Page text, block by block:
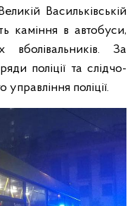
Васильківській
каміння в автобуси,
За
поліції та слідчо-
поліції.